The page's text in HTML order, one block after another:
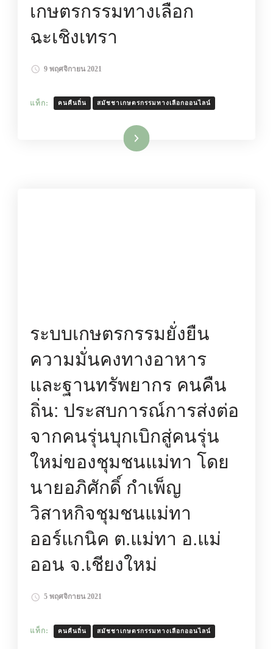
เกษตรกรรมทางเลือก
ฉะเชิงเทรา
9 พฤศจิกายน 2021
แท็ก: คนคืนถิ่น สมัชชาเกษตรกรรมทางเลือกออนไลน์
อ่านเพิ่มเติม
ระบบเกษตรกรรมยั่งยืน
ความมั่นคงทางอาหาร
และฐานทรัพยากร คนคืน
ถิ่น: ประสบการณ์การส่งต่อ
จากคนรุ่นบุกเบิกสู่คนรุ่น
ใหม่ของชุมชนแม่ทา โดย
นายอภิศักดิ์ กำเพ็ญ
วิสาหกิจชุมชนแม่ทา
ออร์แกนิค ต.แม่ทา อ.แม่
ออน จ.เชียงใหม่
5 พฤศจิกายน 2021
แท็ก: คนคืนถิ่น สมัชชาเกษตรกรรมทางเลือกออนไลน์